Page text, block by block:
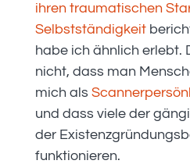
ihren traumatischen
Selbstständigkeit
habe ich ähnlich erlebt.
nicht, dass man
mich als
und dass viele der
der
funktionieren.